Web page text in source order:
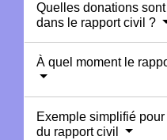
Quelles donations
dans le rapport civil ?
À quel moment le
Exemple simplifié
du rapport civil